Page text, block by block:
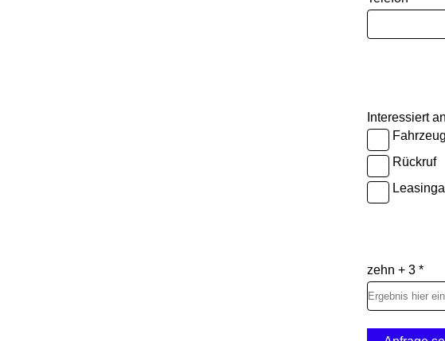
Interessiert an
Rückruf
zehn + 3 *